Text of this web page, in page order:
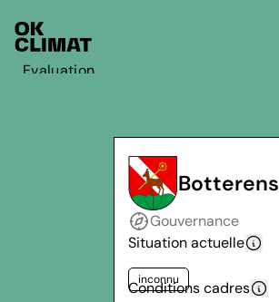
Evaluation
Botterens
Gouvernance
Situation actuelle
inconnu
Conditions cadres